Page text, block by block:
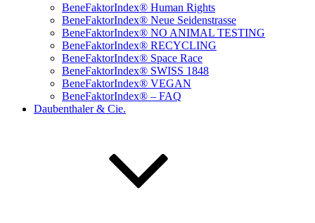
BeneFaktorIndex® Human Rights
BeneFaktorIndex® Neue Seidenstrasse
BeneFaktorIndex® NO ANIMAL TESTING
BeneFaktorIndex® RECYCLING
BeneFaktorIndex® Space Race
BeneFaktorIndex® SWISS 1848
BeneFaktorIndex® VEGAN
BeneFaktorIndex® – FAQ
Daubenthaler & Cie.